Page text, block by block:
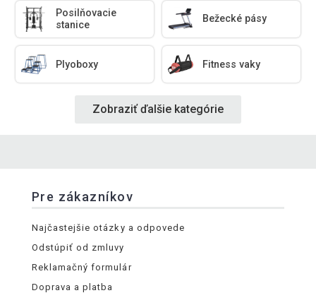
Posilňovacie
stanice
Bežecké pásy
Plyoboxy Fitness vaky
Zobraziť ďalšie kategórie
Pre zákazníkov
Najčastejšie otázky a odpovede
Odstúpiť od zmluvy
Reklamačný formulár
Doprava a platba